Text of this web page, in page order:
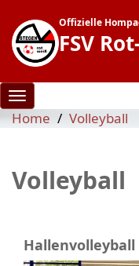
Offizielle
FSV
Toggle navigation
Home Volleyball
Volleyball
Hallenvolleyball